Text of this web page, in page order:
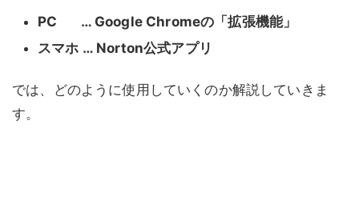
PC … Google Chromeの「拡張機能」
スマホ … Norton公式アプリ
では、どのように使用していくのか解説していきま
す。